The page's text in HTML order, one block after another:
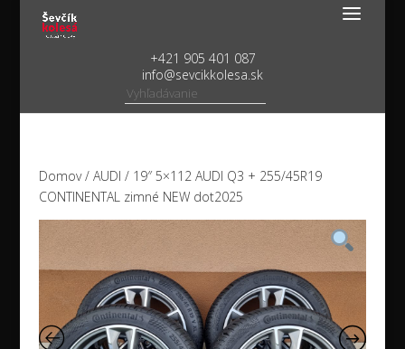
+421 905 401 087
info@sevcikkolesa.sk
Domov/ AUDI / 19″ 5×112 AUDI Q3 + 255/45R19
CONTINENTAL zimné NEW dot2025